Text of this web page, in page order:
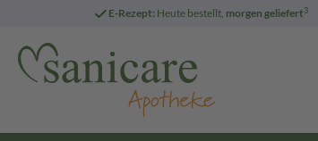
E-Rezept: Heute bestellt, morgen geliefert3